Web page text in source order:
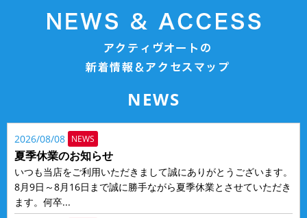
NEWS
2026/08/08 NEWS
夏季休業のお知らせ
いつも当店をご利用いただきまして誠にありがとうございます。
8月9日～8月16日まで誠に勝手ながら夏季休業とさせていただき
ます。何卒...